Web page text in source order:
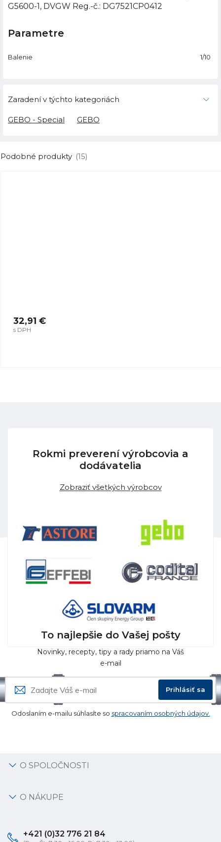
G5600-1, DVGW Reg.-č.: DG7521CP0412
Parametre
Balenie 1/10
Zaradení v týchto kategoriách
GEBO - Special GEBO
Podobné produkty (15)
32,91 €
s DPH
Rokmi preverení výrobcovia a
dodávatelia
Zobraziť všetkých výrobcov
To najlepšie do Vašej pošty
Novinky, recepty, tipy a rady priamo na Váš
e-mail
Prihlásiť sa
Odoslaním e-mailu súhlasíte so spracovaním osobných údajov.
O SPOLOČNOSTI
O NÁKUPE
+421 (0)32 776 21 84